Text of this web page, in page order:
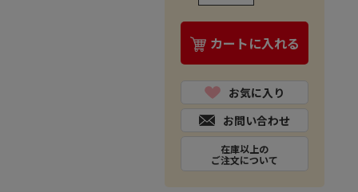
カートに入れる
お気に入り
お問い合わせ
在庫以上の
ご注文について